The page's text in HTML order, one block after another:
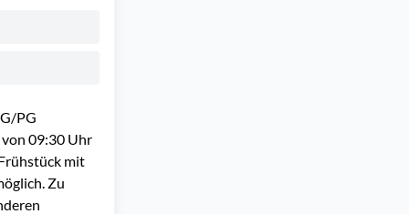
PG
09:30 Uhr
mit
Zu